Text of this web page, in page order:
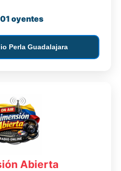
oyentes
Perla Guadalajara
Abierta